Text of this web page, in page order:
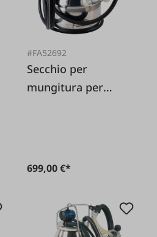
#FA52692
Secchio per
mungitura per
699,00 €*